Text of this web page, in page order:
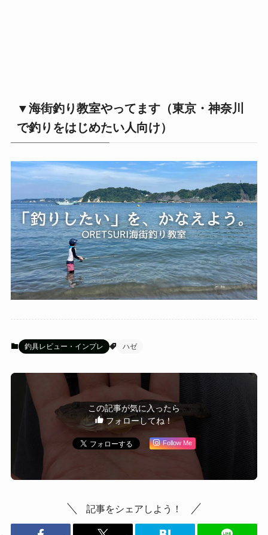
▼海街釣り教室やってます（東京・神奈川
で釣りをはじめたい人向け）
釣具レビュー・インプレ ハゼ
この記事が気に入ったら
フォローしてね！
Follow Me
記事をシェアしよう！